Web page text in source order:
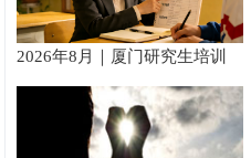
2026年8月｜厦门研究生培训
推荐